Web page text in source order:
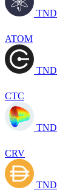
TND
ATOM
TND
CTC
TND
CRV
TND